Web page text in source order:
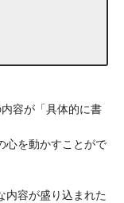
容が「具体的に書
心を動かすことがで
内容が盛り込まれた